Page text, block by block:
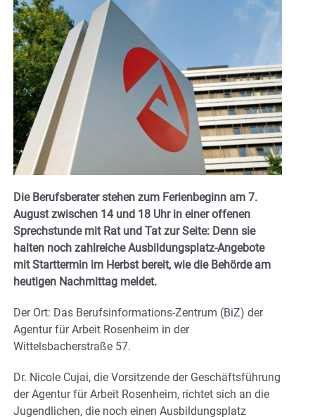
Die Berufsberater stehen zum Ferienbeginn am 7.
August zwischen 14 und 18 Uhr in einer offenen
Sprechstunde mit Rat und Tat zur Seite: Denn sie
halten noch zahlreiche Ausbildungsplatz-Angebote
mit Starttermin im Herbst bereit, wie die Behörde am
heutigen Nachmittag meldet.
Der Ort: Das Berufsinformations-Zentrum (BiZ) der
Agentur für Arbeit Rosenheim in der
Wittelsbacherstraße 57.
Dr. Nicole Cujai, die Vorsitzende der Geschäftsführung
der Agentur für Arbeit Rosenheim, richtet sich an die
Jugendlichen, die noch einen Ausbildungsplatz